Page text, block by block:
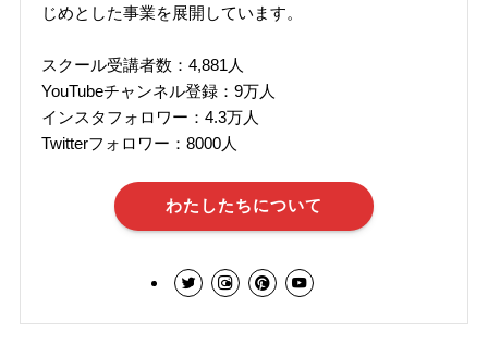
じめとした事業を展開しています。
スクール受講者数：4,881人
YouTubeチャンネル登録：9万人
インスタフォロワー：4.3万人
Twitterフォロワー：8000人
わたしたちについて